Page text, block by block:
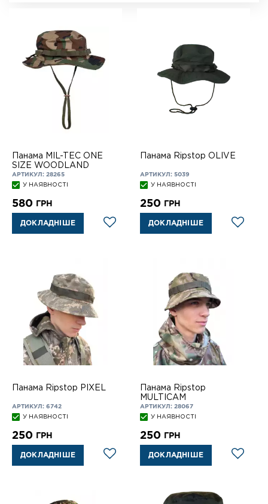
Панама MIL-TEC ONE
SIZE WOODLAND
АРТИКУЛ: 28265
У НАЯВНОСТІ
580 ГРН
ДОКЛАДНІШЕ
Панама Ripstop OLIVE
АРТИКУЛ: 5039
У НАЯВНОСТІ
250 ГРН
ДОКЛАДНІШЕ
Панама Ripstop PIXEL
АРТИКУЛ: 6742
У НАЯВНОСТІ
250 ГРН
ДОКЛАДНІШЕ
Панама Ripstop
MULTICAM
АРТИКУЛ: 28067
У НАЯВНОСТІ
250 ГРН
ДОКЛАДНІШЕ